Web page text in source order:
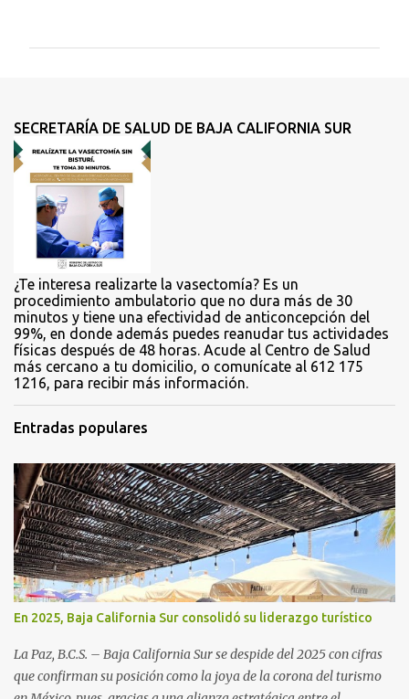
t
r
o
SECRETARÍA DE SALUD DE BAJA CALIFORNIA SUR
¿Te interesa realizarte la vasectomía? Es un
procedimiento ambulatorio que no dura más de 30
minutos y tiene una efectividad de anticoncepción del
99%, en donde además puedes reanudar tus actividades
físicas después de 48 horas. Acude al Centro de Salud
más cercano a tu domicilio, o comunícate al 612 175
1216, para recibir más información.
Entradas populares
En 2025, Baja California Sur consolidó su liderazgo turístico
La Paz, B.C.S. – Baja California Sur se despide del 2025 con cifras
que confirman su posición como la joya de la corona del turismo